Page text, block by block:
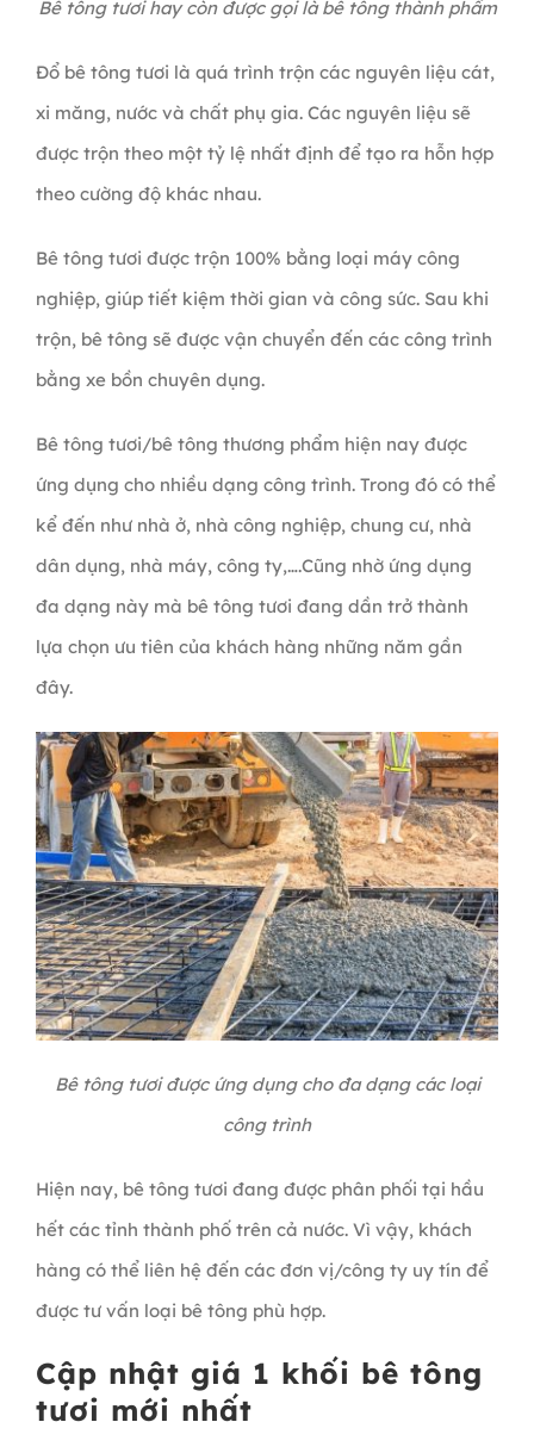
Bê tông tươi hay còn được gọi là bê tông thành phẩm
Đổ bê tông tươi là quá trình trộn các nguyên liệu cát,
xi măng, nước và chất phụ gia. Các nguyên liệu sẽ
được trộn theo một tỷ lệ nhất định để tạo ra hỗn hợp
theo cường độ khác nhau.
Bê tông tươi được trộn 100% bằng loại máy công
nghiệp, giúp tiết kiệm thời gian và công sức. Sau khi
trộn, bê tông sẽ được vận chuyển đến các công trình
bằng xe bồn chuyên dụng.
Bê tông tươi/bê tông thương phẩm hiện nay được
ứng dụng cho nhiều dạng công trình. Trong đó có thể
kể đến như nhà ở, nhà công nghiệp, chung cư, nhà
dân dụng, nhà máy, công ty,….Cũng nhờ ứng dụng
đa dạng này mà bê tông tươi đang dần trở thành
lựa chọn ưu tiên của khách hàng những năm gần
đây.
Bê tông tươi được ứng dụng cho đa dạng các loại
công trình
Hiện nay, bê tông tươi đang được phân phối tại hầu
hết các tỉnh thành phố trên cả nước. Vì vậy, khách
hàng có thể liên hệ đến các đơn vị/công ty uy tín để
được tư vấn loại bê tông phù hợp.
Cập nhật giá 1 khối bê tông
tươi mới nhất